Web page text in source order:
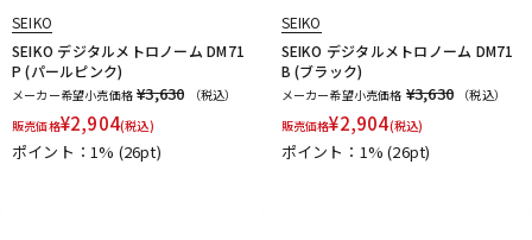
SEIKO
SEIKO デジタルメトロノーム DM71
P (パールピンク)
メーカー希望小売価格 ¥3,630
（税込）
販売価格¥2,904(税込)
ポイント：1% (26pt)
SEIKO
SEIKO デジタルメトロノーム DM71
B (ブラック)
メーカー希望小売価格 ¥3,630
（税込）
販売価格¥2,904(税込)
ポイント：1%(26pt)